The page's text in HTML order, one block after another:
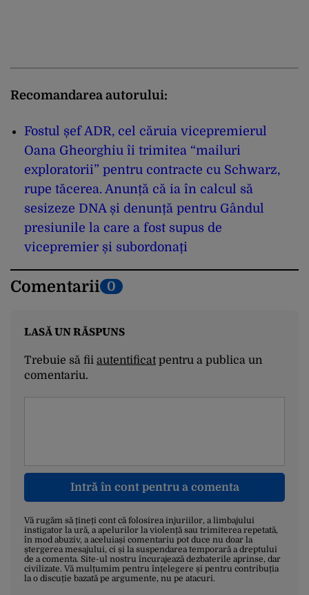
Recomandarea autorului:
Fostul șef ADR, cel căruia vicepremierul
Oana Gheorghiu îi trimitea “mailuri
exploratorii” pentru contracte cu Schwarz,
rupe tăcerea. Anunță că ia în calcul să
sesizeze DNA și denunță pentru Gândul
presiunile la care a fost supus de
vicepremier și subordonați
Comentarii 0
LASĂ UN RĂSPUNS
Trebuie să fii autentificatpentru a publica un
comentariu.
Intră în cont pentru a comenta
Vă rugăm să țineți cont că folosirea injuriilor, a limbajului
instigator la ură, a apelurilor la violență sau trimiterea repetată,
în mod abuziv, a aceluiași comentariu pot duce nu doar la
ștergerea mesajului, ci și la suspendarea temporară a dreptului
de a comenta. Site-ul nostru încurajează dezbaterile aprinse, dar
civilizate. Vă mulțumim pentru înțelegere și pentru contribuția
la o discuție bazată pe argumente, nu pe atacuri.